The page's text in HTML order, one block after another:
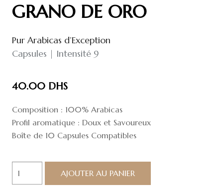
GRANO DE ORO
Pur Arabicas d’Exception
Capsules | Intensité 9
40.00 DHS
Composition : 100% Arabicas
Profil aromatique : Doux et Savoureux
Boîte de 10 Capsules Compatibles
AJOUTER AU PANIER